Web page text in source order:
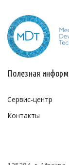
Полезная
Сервис-центр
Контакты